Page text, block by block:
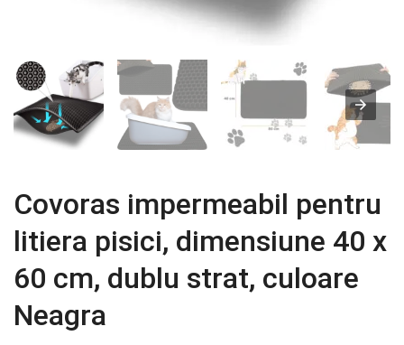
Covoras impermeabil pentru
litiera pisici, dimensiune 40 x
60 cm, dublu strat, culoare
Neagra